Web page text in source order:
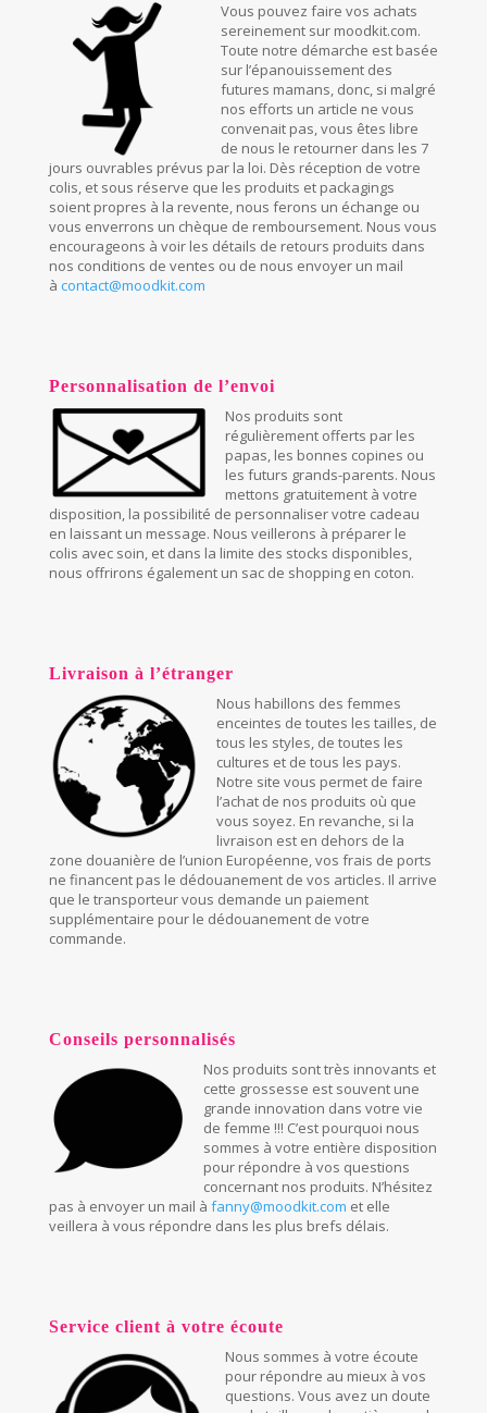
Vous pouvez faire vos achats
sereinement sur moodkit.com.
Toute notre démarche est basée
sur l’épanouissement des
futures mamans, donc, si malgré
nos efforts un article ne vous
convenait pas, vous êtes libre
de nous le retourner dans les 7
jours ouvrables prévus par la loi. Dès réception de votre
colis, et sous réserve que les produits et packagings
soient propres à la revente, nous ferons un échange ou
vous enverrons un chèque de remboursement. Nous vous
encourageons à voir les détails de retours produits dans
nos conditions de ventes ou de nous envoyer un mail
à contact@moodkit.com
Personnalisation de l’envoi
Nos produits sont
régulièrement offerts par les
papas, les bonnes copines ou
les futurs grands-parents. Nous
mettons gratuitement à votre
disposition, la possibilité de personnaliser votre cadeau
en laissant un message. Nous veillerons à préparer le
colis avec soin, et dans la limite des stocks disponibles,
nous offrirons également un sac de shopping en coton.
Livraison à l’étranger
Nous habillons des femmes
enceintes de toutes les tailles, de
tous les styles, de toutes les
cultures et de tous les pays.
Notre site vous permet de faire
l’achat de nos produits où que
vous soyez. En revanche, si la
livraison est en dehors de la
zone douanière de l’union Européenne, vos frais de ports
ne financent pas le dédouanement de vos articles. Il arrive
que le transporteur vous demande un paiement
supplémentaire pour le dédouanement de votre
commande.
Conseils personnalisés
Nos produits sont très innovants et
cette grossesse est souvent une
grande innovation dans votre vie
de femme !!! C’est pourquoi nous
sommes à votre entière disposition
pour répondre à vos questions
concernant nos produits. N’hésitez
pas à envoyer un mail à fanny@moodkit.com et elle
veillera à vous répondre dans les plus brefs délais.
Service client à votre écoute
Nous sommes à votre écoute
pour répondre au mieux à vos
questions. Vous avez un doute